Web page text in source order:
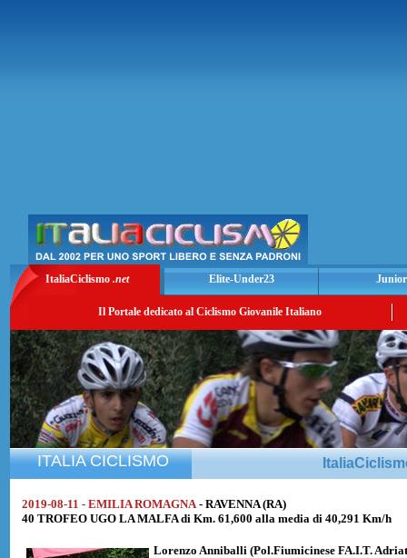
ItaliaCiclismo .net Elite-Under23
Il Portale dedicato al Ciclismo Giovanile Italiano
ITALIA CICLISMO
2019-08-11 - EMILIA ROMAGNA - RAVENNA (RA)
40 TROFEO UGO LA MALFA di Km. 61,600 alla media di 40,291 Km/h
Lorenzo Anniballi (Pol.Fiumicinese FA.I.T.